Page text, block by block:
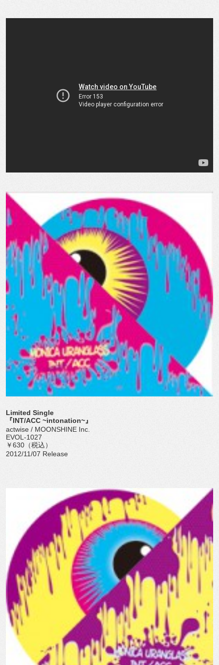
Limited Single
『INT/ACC ~intonation~』
actwise / MOONSHINE Inc.
EVOL-1027
￥630（税込）
2012/11/07 Release